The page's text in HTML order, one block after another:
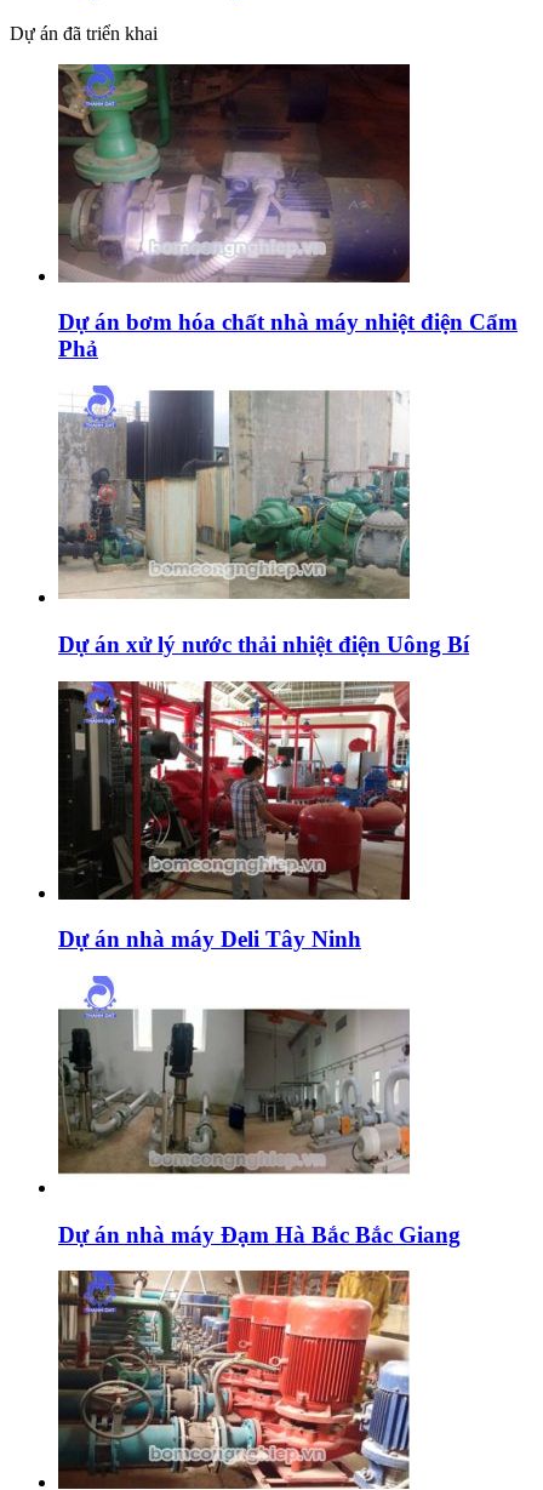
Dự án đã triển khai
Dự án bơm hóa chất nhà máy nhiệt điện Cẩm
Phả
Dự án xử lý nước thải nhiệt điện Uông Bí
Dự án nhà máy Deli Tây Ninh
Dự án nhà máy Đạm Hà Bắc Bắc Giang